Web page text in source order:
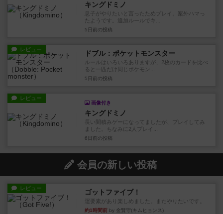
キングドミノ
息子がやりたいと言ったためプレイ。案外ハマっ
たようです。追加ルールでキ...
5日前 の投稿
レビュー ドブル：ポケットモンスター
ルールはいろいろありますが、2枚のカードを比べ
ると一匹だけ同じポケモン...
5日前 の投稿
レビュー
画像付き
キングドミノ
長い間積みゲーになってましたが、プレイしてみ
ました。ちなみに2人プレイ...
6日前 の投稿
会員の新しい投稿
レビュー ゴットファイブ！
運要素があり楽しめました。またやりたいです。
約1時間前 by 金賢守(キムヒョンス)